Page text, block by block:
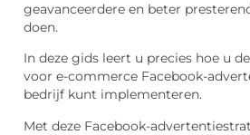
geavanceerdere en beter
doen.
In deze gids leert u precies hoe u
voor e-commerce Facebook-
bedrijf kunt implementeren.
Met deze Facebook-